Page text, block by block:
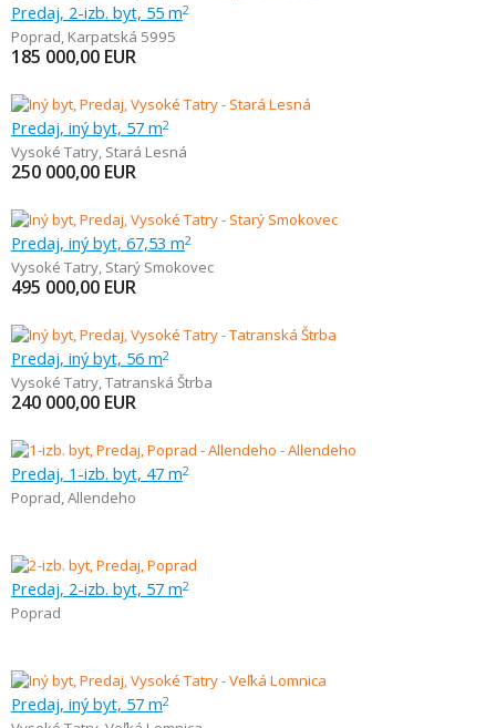
Predaj, 2-izb. byt, 55 m2
Poprad, Karpatská 5995
185 000,00 EUR
Predaj, iný byt, 57 m2
Vysoké Tatry, Stará Lesná
250 000,00 EUR
Predaj, iný byt, 67,53 m2
Vysoké Tatry, Starý Smokovec
495 000,00 EUR
Predaj, iný byt, 56 m2
Vysoké Tatry,Tatranská Štrba
240 000,00 EUR
Predaj, 1-izb. byt, 47 m2
Poprad,Allendeho
Predaj, 2-izb. byt, 57 m2
Poprad
Predaj, iný byt, 57 m2